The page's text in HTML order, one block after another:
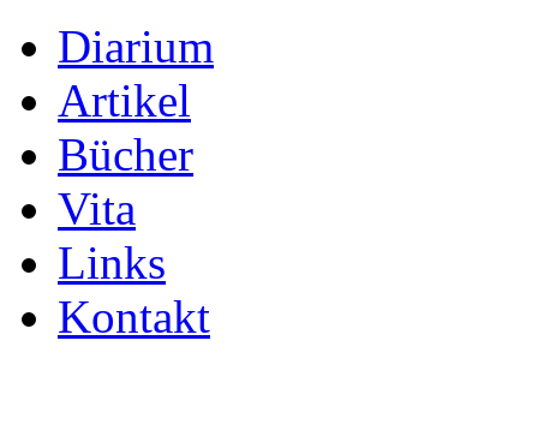
Diarium
Artikel
Bücher
Vita
Links
Kontakt